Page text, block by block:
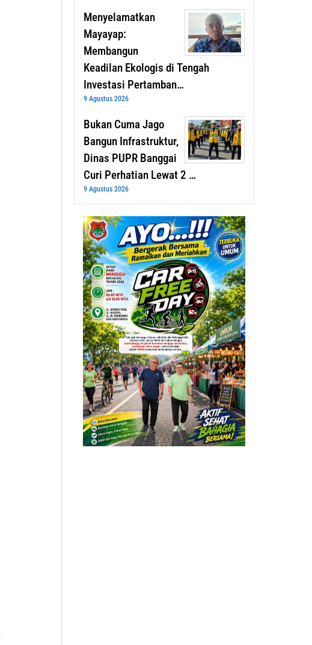
Menyelamatkan
Mayayap:
Membangun
Keadilan Ekologis di Tengah
Investasi Pertamban…
9 Agustus 2026
Bukan Cuma Jago
Bangun Infrastruktur,
Dinas PUPR Banggai
Curi Perhatian Lewat 2 …
9 Agustus 2026